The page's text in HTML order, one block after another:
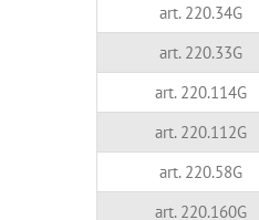
art. 220.34G
art. 220.33G
art. 220.114G
art. 220.112G
art. 220.58G
art. 220.160G